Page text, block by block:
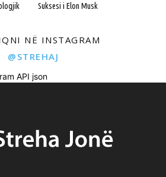
Suksesi i Elon Musk
NË INSTAGRAM
@STREHAJ
API json